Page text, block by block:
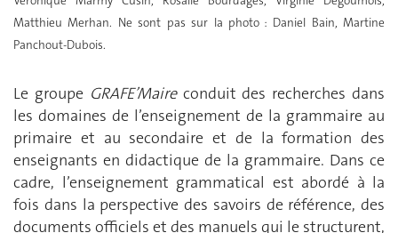
Matthieu Merhan. Ne sont pas sur la photo : Daniel Bain, Martine
Panchout-Dubois.
Le groupe GRAFE’Maireconduit des recherches dans
les domaines de l’enseignement de la grammaire au
primaire et au secondaire et de la formation des
enseignants en didactique de la grammaire. Dans ce
cadre, l’enseignement grammatical est abordé à la
fois dans la perspective des savoirs de référence, des
documents officiels et des manuels qui le structurent,